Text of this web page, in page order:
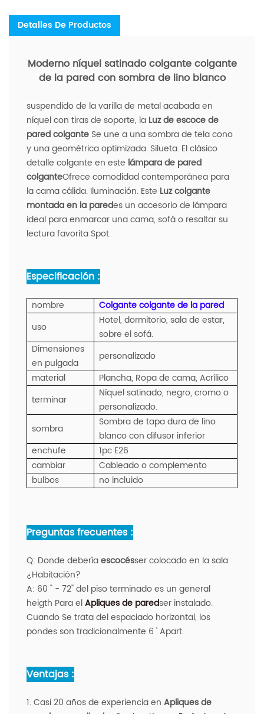
Detalles De Productos
Moderno níquel satinado colgante colgante
de la pared con sombra de lino blanco
suspendido de la varilla de metal acabada en
níquel con tiras de soporte, la Luz de escoce de
pared colgante Se une a una sombra de tela cono
y una geométrica optimizada. Silueta. El clásico
detalle colgante en este lámpara de pared
colganteOfrece comodidad contemporánea para
la cama cálida. Iluminación. Este Luz colgante
montada en la paredes un accesorio de lámpara
ideal para enmarcar una cama, sofá o resaltar su
lectura favorita Spot.
Especificación :
nombre
Colgante colgante de la pared
uso
Hotel, dormitorio, sala de estar,
sobre el sofá.
Dimensiones
en pulgada
personalizado
material
Plancha, Ropa de cama, Acrílico
terminar
Níquel satinado, negro, cromo o
personalizado.
sombra
Sombra de tapa dura de lino
blanco con difusor inferior
enchufe
1pc E26
cambiar
Cableado o complemento
bulbos
no incluido
Preguntas frecuentes :
Q: Donde deberíaescocésser colocado en la sala
¿Habitación?
A: 60 " - 72" del piso terminado es un general
heigth Para elApliques de paredser instalado.
Cuando Se trata del espaciado horizontal, los
pondes son tradicionalmente 6 ' Apart.
Ventajas :
1. Casi 20 años de experiencia en Apliques de